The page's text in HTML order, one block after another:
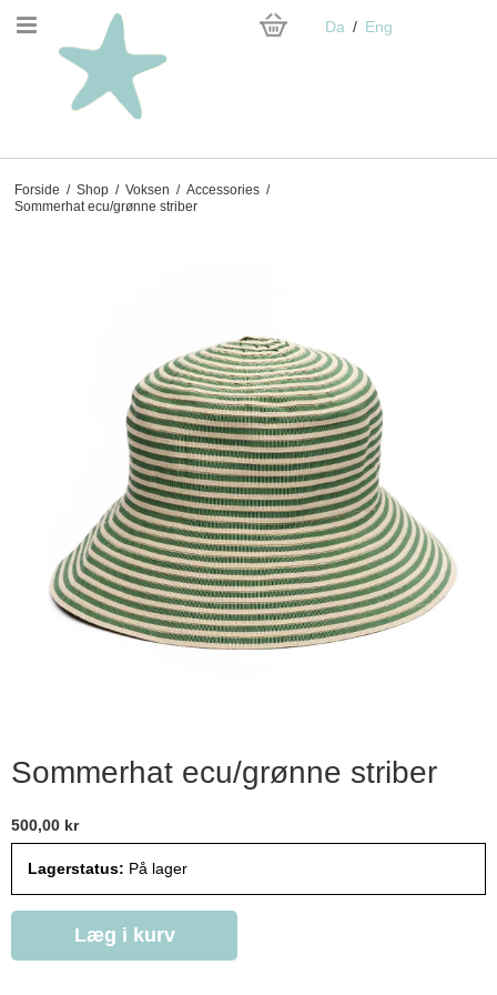
Da Eng
Forside / Shop / Voksen / Accessories /
Sommerhat ecu/grønne striber
Sommerhat ecu/grønne striber
500,00 kr
Lagerstatus: På lager
Læg i kurv